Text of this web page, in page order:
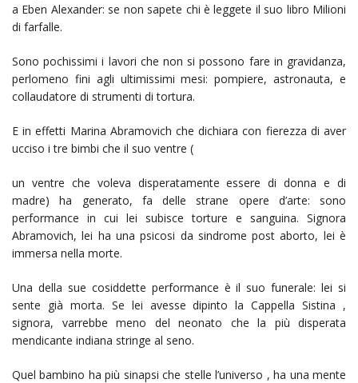
a Eben Alexander: se non sapete chi è leggete il suo libro Milioni
di farfalle.
Sono pochissimi i lavori che non si possono fare in gravidanza,
perlomeno fini agli ultimissimi mesi: pompiere, astronauta, e
collaudatore di strumenti di tortura.
E in effetti Marina Abramovich che dichiara con fierezza di aver
ucciso i tre bimbi che il suo ventre (
un ventre che voleva disperatamente essere di donna e di
madre) ha generato, fa delle strane opere d’arte: sono
performance in cui lei subisce torture e sanguina. Signora
Abramovich, lei ha una psicosi da sindrome post aborto, lei è
immersa nella morte.
Una della sue cosiddette performance è il suo funerale: lei si
sente già morta. Se lei avesse dipinto la Cappella Sistina ,
signora, varrebbe meno del neonato che la più disperata
mendicante indiana stringe al seno.
Quel bambino ha più sinapsi che stelle l’universo , ha una mente